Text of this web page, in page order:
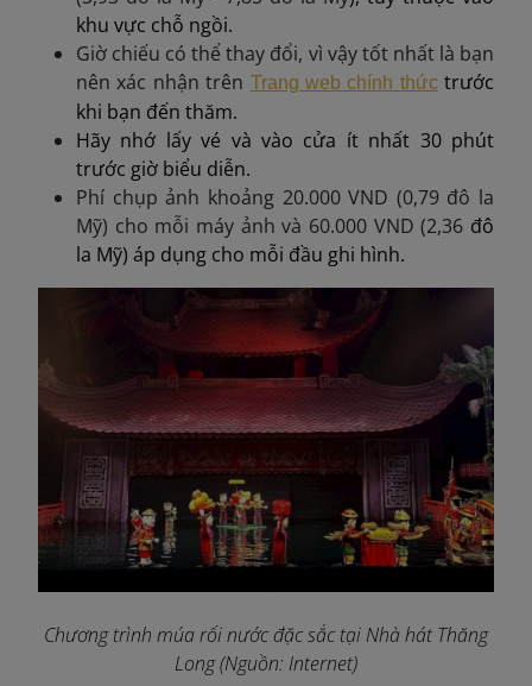
khu vực chỗ ngồi.
Giờ chiếu có thể thay đổi, vì vậy tốt nhất là bạn
nên xác nhận trên Trang web chính thức trước
khi bạn đến thăm.
Hãy nhớ lấy vé và vào cửa ít nhất 30 phút
trước giờ biểu diễn.
Phí chụp ảnh khoảng 20.000 VND (0,79 đô la
Mỹ) cho mỗi máy ảnh và 60.000 VND (2,36 đô
la Mỹ) áp dụng cho mỗi đầu ghi hình.
Chương trình múa rối nước đặc sắc tại Nhà hát Thăng
Long (Nguồn: Internet)